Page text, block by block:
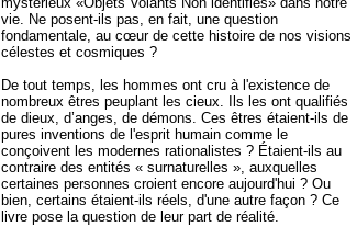
vie. Ne posent-ils pas, en fait, une question
fondamentale, au cœur de cette histoire de nos visions
célestes et cosmiques ?
De tout temps, les hommes ont cru à l'existence de
nombreux êtres peuplant les cieux. Ils les ont qualifiés
de dieux, d’anges, de démons. Ces êtres étaient-ils de
pures inventions de l'esprit humain comme le
conçoivent les modernes rationalistes ? Étaient-ils au
contraire des entités « surnaturelles », auxquelles
certaines personnes croient encore aujourd'hui ? Ou
bien, certains étaient-ils réels, d'une autre façon ? Ce
livre pose la question de leur part de réalité.